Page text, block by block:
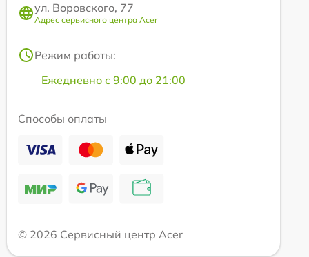
ул. Воровского, 77
Адрес сервисного центра Acer
Режим работы:
Ежедневно с 9:00 до 21:00
Способы оплаты
© 2026 Сервисный центр Acer